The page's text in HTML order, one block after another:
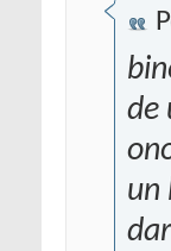
de
un